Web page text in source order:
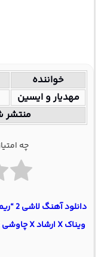
خواننده
مهدیار و ایسین
منتشر
چه